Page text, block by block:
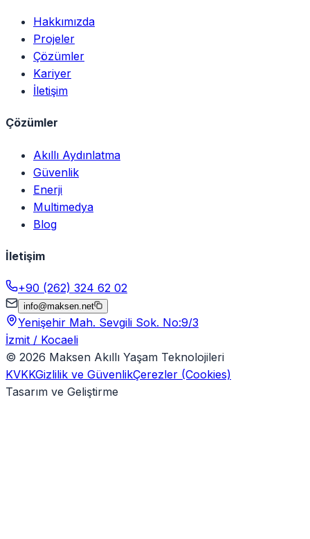
Hakkımızda
Projeler
Çözümler
Kariyer
İletişim
Çözümler
Akıllı Aydınlatma
Güvenlik
Enerji
Multimedya
Blog
İletişim
+90 (262) 324 62 02
info@maksen.net
Yenişehir Mah. Sevgili Sok. No:9/3
İzmit / Kocaeli
© 2026 Maksen Akıllı Yaşam Teknolojileri
KVKKGizlilik ve GüvenlikÇerezler (Cookies)
Tasarım ve Geliştirme